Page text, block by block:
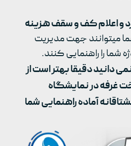
و اعلام کف و سقف هزینه
میتوانند جهت مدیریت
شما را راهنمایی کنند.
دانید دقیقا بهتر است از
غرفه در نمایشگاه
آماده راهنمایی شما